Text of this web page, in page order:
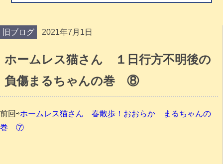
旧ブログ 2021年7月1日
ホームレス猫さん １日行方不明後の
負傷まるちゃんの巻 ⑧
前回⇨ホームレス猫さん 春散歩！おおらか まるちゃんの
巻 ⑦